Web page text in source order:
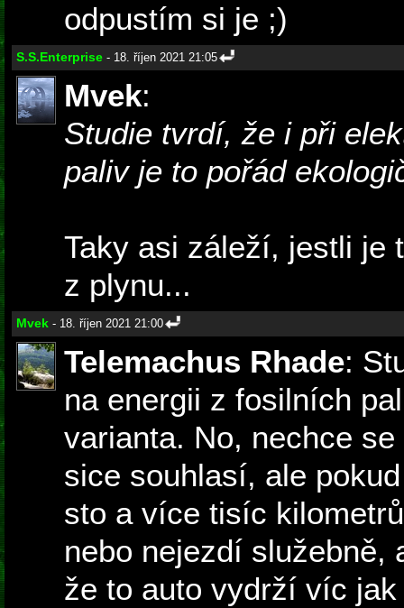
odpustím si je ;)
S.S.Enterprise - 18. říjen 2021 21:05
Mvek:
Studie tvrdí, že i při
paliv je to pořád
Taky asi záleží, jestli je
z plynu...
Mvek - 18. říjen 2021 21:00
Telemachus Rhade:
na energii z fosilních
varianta. No, nechce
sice souhlasí, ale
sto a více tisíc
nebo nejezdí služebně,
že to auto vydrží víc